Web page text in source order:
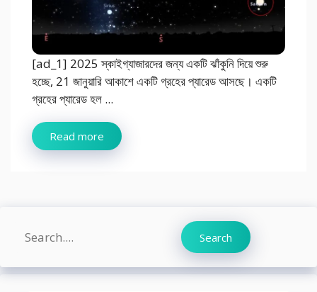
[ad_1] 2025 স্কাইগ্যাজারদের জন্য একটি ঝাঁকুনি দিয়ে শুরু
হচ্ছে, 21 জানুয়ারি আকাশে একটি গ্রহের প্যারেড আসছে। একটি
গ্রহের প্যারেড হল ...
Read more
Search Search